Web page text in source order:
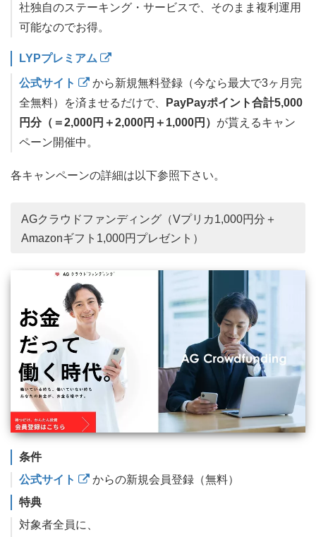
社独自のステーキング・サービスで、そのまま複利運用
可能なのでお得。
LYPプレミアム
公式サイト
から新規無料登録（今なら最大で3ヶ月完
全無料）を済ませるだけで、
PayPayポイント合計5,000
円分（＝2,000円＋2,000円＋1,000円） が貰えるキャン
ペーン開催中。
各キャンペーンの詳細は以下参照下さい。
AGクラウドファンディング（Vプリカ1,000円分＋
Amazonギフト1,000円プレゼント）
条件
公式サイト
からの新規会員登録（無料）
特典
対象者全員に、